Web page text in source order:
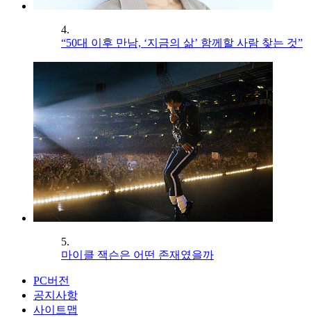
4.
“50대 이후 만남, ‘지금의 삶’ 함께할 사람 찾는 것”
5.
마이클 잭슨은 어떤 존재였을까
PC버전
공지사항
사이트맵